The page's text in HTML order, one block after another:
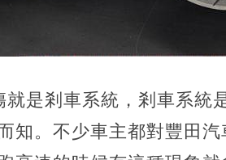
就是剎車系統，剎車系統
知。不少車主都對豐田